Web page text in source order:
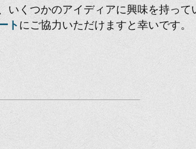
いくつかのアイディアに興味を持って
トにご協力いただけますと幸いです。